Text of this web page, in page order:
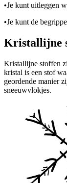
•Je kunt uitleggen
•Je kunt de
Kristallijne
Kristallijne stoffen
kristal is een stof
geordende manier
sneeuwvlokjes.